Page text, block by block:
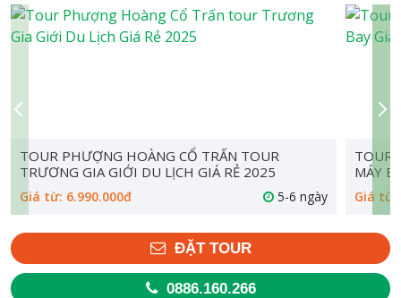
TOUR PHƯỢNG HOÀNG CỔ TRẤN TOUR
TRƯƠNG GIA GIỚI DU LỊCH GIÁ RẺ 2025
Giá từ: 6.990.000đ 5-6 ngày
TOUR
MÁY
Giá từ:
ĐẶT TOUR
0886.160.266